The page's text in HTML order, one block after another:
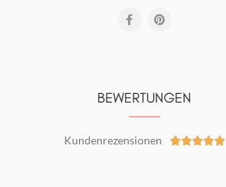
BEWERTUNGEN
Kundenrezensionen 